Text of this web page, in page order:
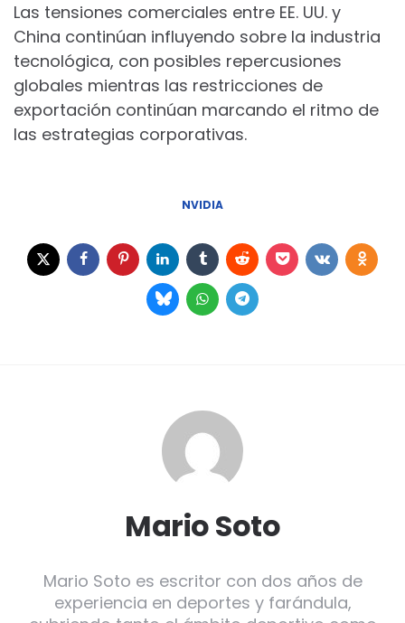
Las tensiones comerciales entre EE. UU. y
China continúan influyendo sobre la industria
tecnológica, con posibles repercusiones
globales mientras las restricciones de
exportación continúan marcando el ritmo de
las estrategias corporativas.
NVIDIA
Mario Soto
Mario Soto es escritor con dos años de
experiencia en deportes y farándula,